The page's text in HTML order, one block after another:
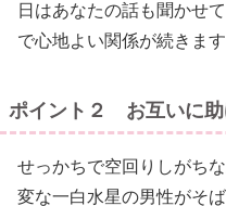
日はあなたの話も聞かせ
で心地よい関係が続きます
ポイント２ お互いに助
せっかちで空回りしがち
変な一白水星の男性がそ